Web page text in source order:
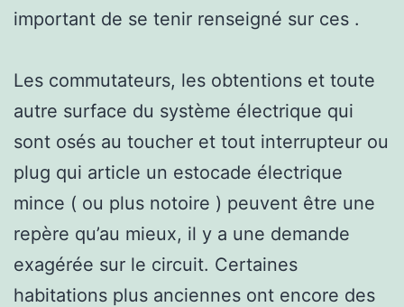
important de se tenir renseigné sur ces .
Les commutateurs, les obtentions et toute
autre surface du système électrique qui
sont osés au toucher et tout interrupteur ou
plug qui article un estocade électrique
mince ( ou plus notoire ) peuvent être une
repère qu’au mieux, il y a une demande
exagérée sur le circuit. Certaines
habitations plus anciennes ont encore des